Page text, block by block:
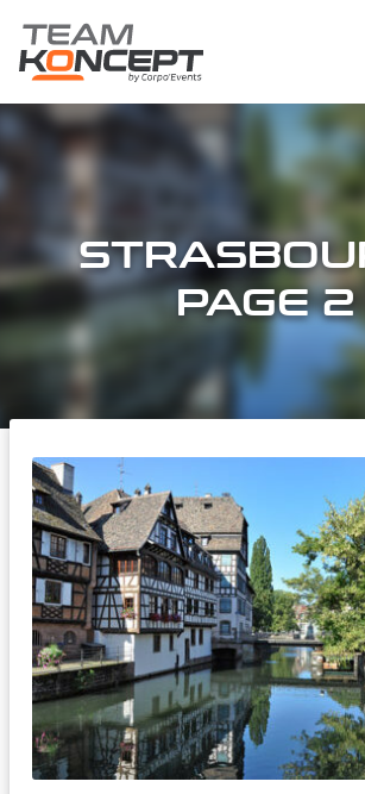
PAGE 2